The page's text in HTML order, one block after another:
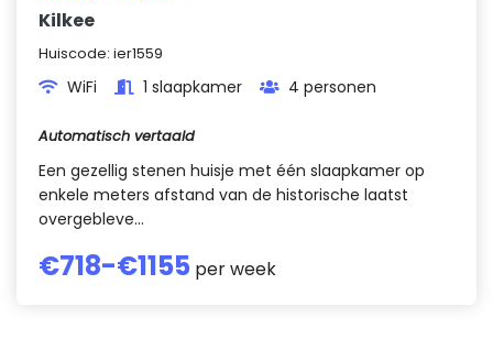
Kilkee
Huiscode: ier1559
WiFi 1 slaapkamer 4 personen
Automatisch vertaald
Een gezellig stenen huisje met één slaapkamer op
enkele meters afstand van de historische laatst
overgebleve...
€718-€1155 per week